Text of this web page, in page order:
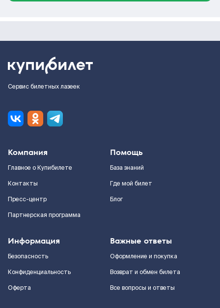
Сервис билетных лазеек
Компания
Главное о Купибилете
Контакты
Пресс-центр
Партнерская программа
Помощь
База знаний
Где мой билет
Блог
Информация
Безопасность
Конфиденциальность
Оферта
Важные ответы
Оформление и покупка
Возврат и обмен билета
Все вопросы и ответы